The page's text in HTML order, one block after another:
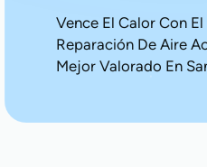
Vence El Calor Con
Reparación De Aire
Mejor Valorado En